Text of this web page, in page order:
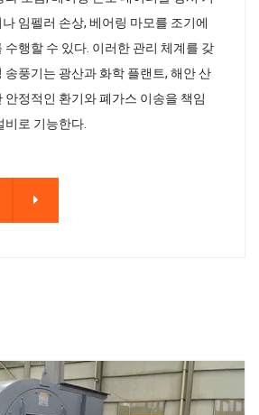
임펠러 손상, 베어링 마모를 조기에
수행할 수 있다. 이러한 관리 체계를 갖
송풍기는 광산과 화학 플랜트, 해안 산
안정적인 환기와 폐가스 이송을 책임
비로 기능한다.